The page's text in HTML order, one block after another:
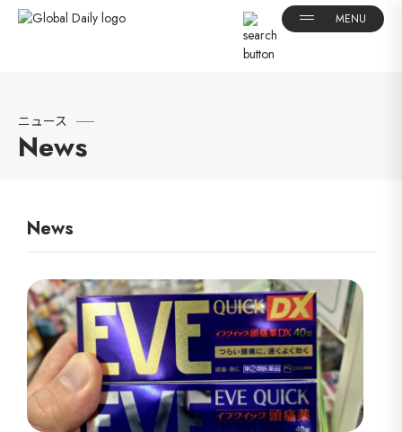
ニュース
News
News